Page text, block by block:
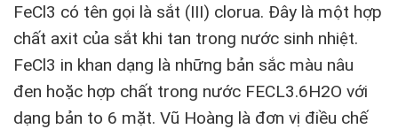
FeCl3 có tên gọi là sắt (III) clorua. Đây là một hợp
chất axit của sắt khi tan trong nước sinh nhiệt.
FeCl3 in khan dạng là những bản sắc màu nâu
đen hoặc hợp chất trong nước FECL3.6H2O với
dạng bản to 6 mặt. Vũ Hoàng là đơn vị điều chế